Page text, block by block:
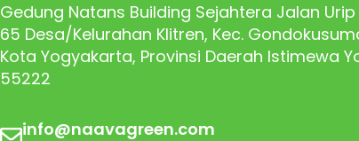
Gedung Natans Building Sejahtera Jalan
65 Desa/Kelurahan Klitren, Kec.
Kota Yogyakarta, Provinsi Daerah Istimewa
55222
info@naavagreen.com